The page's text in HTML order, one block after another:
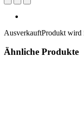
AusverkauftProdukt wird
Ähnliche Produkte